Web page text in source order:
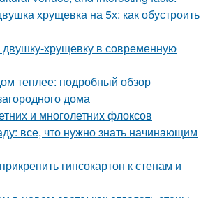
хрущевка на 5х: как обустроить
двушку-хрущевку в современную
теплее: подробный обзор
дома
и многолетних флоксов
все, что нужно знать начинающим
гипсокартон к стенам и